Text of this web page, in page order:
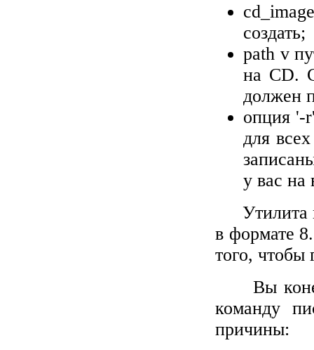
cd _
создать;
path v
на CD.
должен
опция '-
для
у вас на
Утилита
в формате
того, чтобы
Вы
команду
причины: